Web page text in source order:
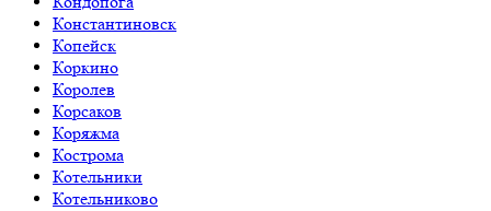
Константиновск
Копейск
Коркино
Королев
Корсаков
Коряжма
Кострома
Котельники
Котельниково